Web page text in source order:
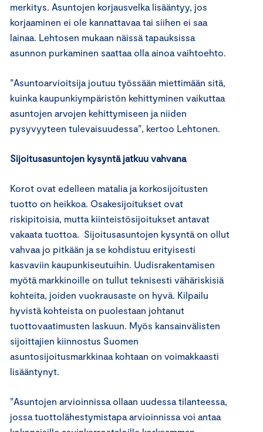
merkitys. Asuntojen korjausvelka lisääntyy, jos
korjaaminen ei ole kannattavaa tai siihen ei saa
lainaa. Lehtosen mukaan näissä tapauksissa
asunnon purkaminen saattaa olla ainoa vaihtoehto.
”Asuntoarvioitsija joutuu työssään miettimään sitä,
kuinka kaupunkiympäristön kehittyminen vaikuttaa
asuntojen arvojen kehittymiseen ja niiden
pysyvyyteen tulevaisuudessa”, kertoo Lehtonen.
Sijoitusasuntojen kysyntä jatkuu vahvana
Korot ovat edelleen matalia ja korkosijoitusten
tuotto on heikkoa. Osakesijoitukset ovat
riskipitoisia, mutta kiinteistösijoitukset antavat
vakaata tuottoa. Sijoitusasuntojen kysyntä on ollut
vahvaa jo pitkään ja se kohdistuu erityisesti
kasvaviin kaupunkiseutuihin. Uudisrakentamisen
myötä markkinoille on tullut teknisesti vähäriskisiä
kohteita, joiden vuokrausaste on hyvä. Kilpailu
hyvistä kohteista on puolestaan johtanut
tuottovaatimusten laskuun. Myös kansainvälisten
sijoittajien kiinnostus Suomen
asuntosijoitusmarkkinaa kohtaan on voimakkaasti
lisääntynyt.
”Asuntojen arvioinnissa ollaan uudessa tilanteessa,
jossa tuottolähestymistapa arvioinnissa voi antaa